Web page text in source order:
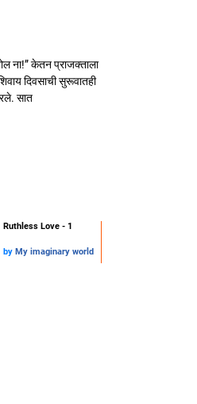
ना!” केतन प्राजक्ताला
दिवसाची सुरूवातही
सात
Ruthless Love - 1
by My imaginary world